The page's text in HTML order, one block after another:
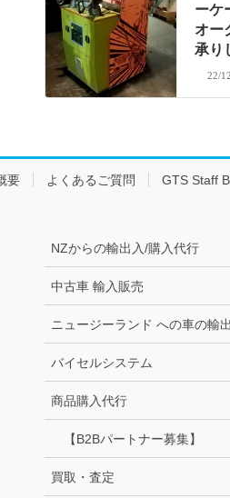
ーケ
オー
承り
22/
要 よくあるご質問 GTS Staff
NZからの輸出入/購入代行
中古車 輸入販売
ニュージーランド への車の輸
バイセルシステム
商品購入代行
【B2Bパートナー募集】
買取・査定